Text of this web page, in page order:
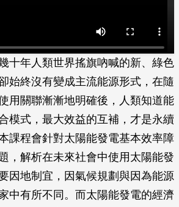
十年人類世界搖旗吶喊的新、綠色
始終沒有變成主流能源形式，在隨
用關聯漸漸地明確後，人類知道能
模式，最大效益的互補，才是永續
課程會針對太陽能發電基本效率障
，解析在未來社會中使用太陽能發
因地制宜，因氣候規劃與因為能源
中有所不同。而太陽能發電的經濟